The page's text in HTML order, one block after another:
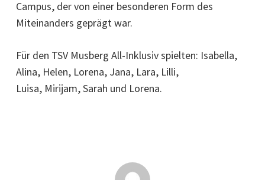
Campus, der von einer besonderen Form des
Miteinanders geprägt war.
Für den TSV Musberg All-Inklusiv spielten: Isabella,
Alina, Helen, Lorena, Jana, Lara, Lilli,
Luisa, Mirijam, Sarah und Lorena.